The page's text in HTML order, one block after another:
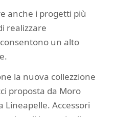
anche i progetti più
realizzare
un alto
la nuova collezzione
proposta da Moro
Lineapelle. Accessori